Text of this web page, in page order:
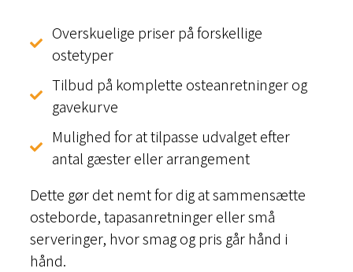
Overskuelige priser på forskellige
ostetyper
Tilbud på komplette osteanretninger og
gavekurve
Mulighed for at tilpasse udvalget efter
antal gæster eller arrangement
Dette gør det nemt for dig at sammensætte
osteborde, tapasanretninger eller små
serveringer, hvor smag og pris går hånd i
hånd.